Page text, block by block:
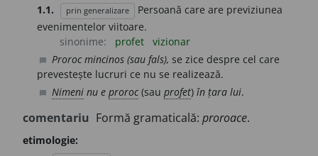
1.1. prin generalizare
Persoană care are previziunea
evenimentelor viitoare.
sinonime:
profet vizionar
Proroc mincinos (sau fals), se zice despre cel care
prevestește lucruri ce nu se realizează.
Nimeni nu eproroc(sauprofet)în țara lui.
comentariu Formă gramaticală: proroace.
etimologie: